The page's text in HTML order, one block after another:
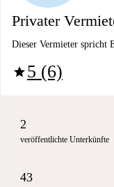
Privater
Dieser Vermieter spricht
star5 (6)
2
veröffentlichte Unterkünfte
43